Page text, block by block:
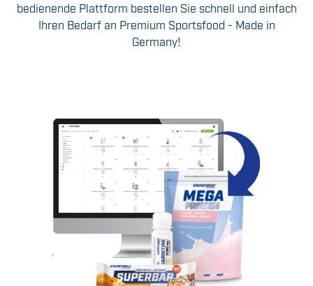
bedienende Plattform bestellen Sie schnell und einfach
Ihren Bedarf an Premium Sportsfood - Made in
Germany!